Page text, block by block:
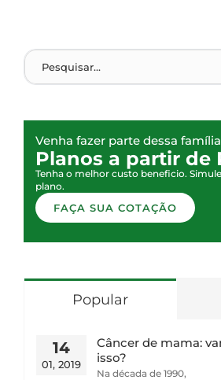
Venha fazer parte dessa
Planos a partir de
Tenha o melhor custo beneficio.
plano.
FAÇA SUA COTAÇÃO
Popular
14
01, 2019
Câncer de mama:
isso?
Na década de 1990,